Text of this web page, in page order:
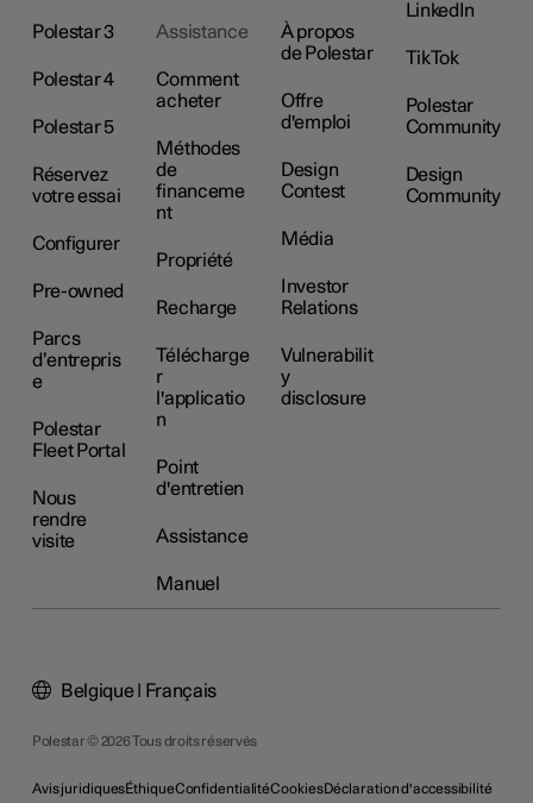
Polestar 3
Polestar 4
Polestar 5
Réservez
votre essai
Configurer
Pre-owned
Parcs
d’entrepris
e
Polestar
Fleet Portal
Nous
rendre
visite
Assistance
Comment
acheter
Méthodes
de
financeme
nt
Propriété
Recharge
Télécharge
r
l'applicatio
n
Point
d'entretien
Assistance
Manuel
À propos
de Polestar
Offre
d'emploi
Design
Contest
Média
Investor
Relations
Vulnerabilit
y
disclosure
LinkedIn
TikTok
Polestar
Community
Design
Community
Polestar © 2026 Tous droits réservés
Avis juridiquesÉthiqueConfidentialitéCookiesDéclaration d'accessibilité
Belgique | Français